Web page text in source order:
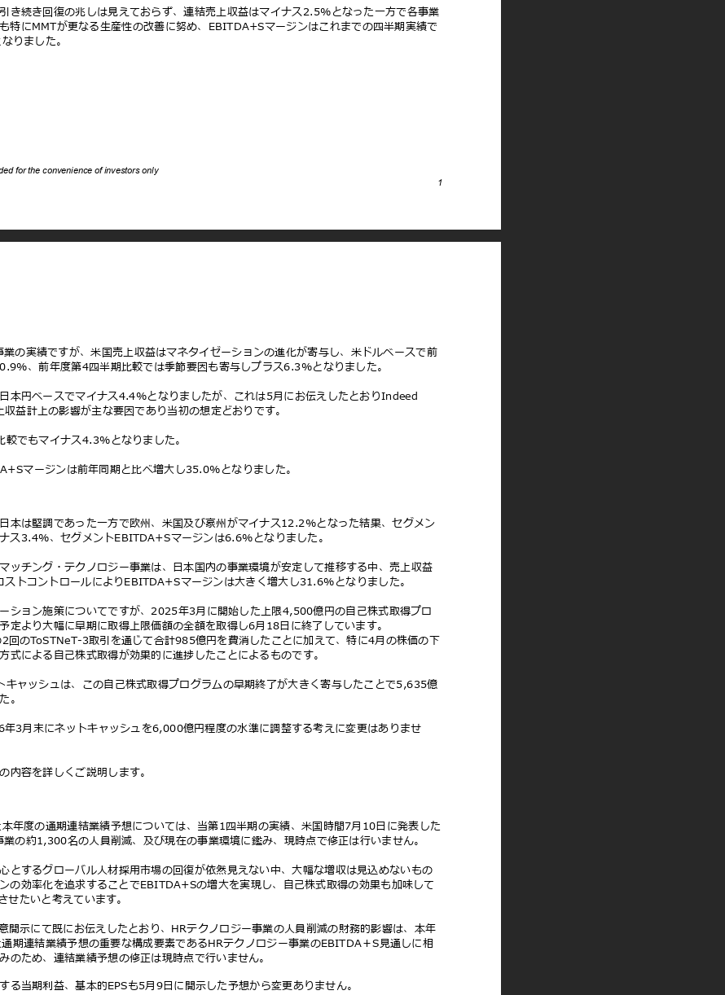
き続き回復の兆しは⾒えておらず、連結売上収益はマイナス2.5%となった⼀⽅で各事業
特にMMTが更なる⽣産性の改善に努め、EBITDA+Sマージンはこれまでの四半期実績で
りました。
for the convenience of investors only
1
業の実績ですが、⽶国売上収益はマネタイゼーションの進化が寄与し、⽶ドルベースで前
、前年度第4四半期⽐較では季節要因も寄与しプラス6.3%となりました。
本円ベースでマイナス4.4%となりましたが、これは5⽉にお伝えしたとおりIndeed
収益計上の影響が主な要因であり当初の想定どおりです。
較でもマイナス4.3%となりました。
マージンは前年同期と⽐べ増⼤し35.0%となりました。
本は堅調であった⼀⽅で欧州、⽶国及び豪州がマイナス12.2%となった結果、セグメン
ス3.4%、セグメントEBITDA+Sマージンは6.6%となりました。
ッチング・テクノロジー事業は、⽇本国内の事業環境が安定して推移する中、売上収益
ストコントロールによりEBITDA+Sマージンは⼤きく増⼤し31.6%となりました。
ション施策についてですが、2025年3⽉に開始した上限4,500億円の⾃⼰株式取得プロ
定より⼤幅に早期に取得上限価額の全額を取得し6⽉18⽇に終了しています。
回のToSTNeT-3取引を通じて合計985億円を費消したことに加えて、特に4⽉の株価の下
式による⾃⼰株式取得が効果的に進捗したことによるものです。
キャッシュは、この⾃⼰株式取得プログラムの早期終了が⼤きく寄与したことで5,635億
。
3⽉末にネットキャッシュを6,000億円程度の⽔準に調整する考えに変更はありませ
内容を詳しくご説明します。
年度の通期連結業績予想については、当第1四半期の実績、⽶国時間7⽉10⽇に発表した
業の約1,300名の⼈員削減、及び現在の事業環境に鑑み、現時点で修正は⾏いません。
とするグローバル⼈材採⽤市場の回復が依然⾒えない中、⼤幅な増収は⾒込めないもの
の効率化を追求することでEBITDA+Sの増⼤を実現し、⾃⼰株式取得の効果も加味して
せたいと考えています。
開⽰にて既にお伝えしたとおり、HRテクノロジー事業の⼈員削減の財務的影響は、本年
期連結業績予想の重要な構成要素であるHRテクノロジー事業のEBITDA＋S⾒通しに相
のため、連結業績予想の修正は現時点で⾏いません。
る当期利益、基本的EPSも5⽉9⽇に開⽰した予想から変更ありません。